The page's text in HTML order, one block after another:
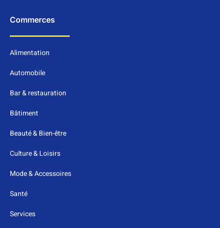
Commerces
Alimentation
Automobile
Bar & restauration
Bâtiment
Beauté & Bien-être
Culture & Loisirs
Mode & Accessoires
Santé
Services